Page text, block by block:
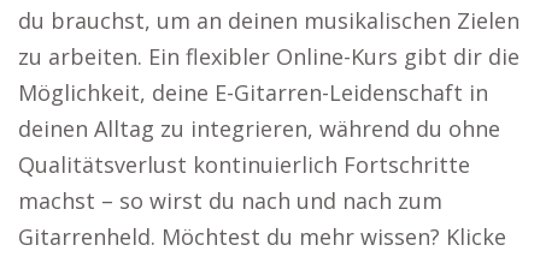
du brauchst, um an deinen musikalischen Zielen
zu arbeiten. Ein flexibler Online-Kurs gibt dir die
Möglichkeit, deine E-Gitarren-Leidenschaft in
deinen Alltag zu integrieren, während du ohne
Qualitätsverlust kontinuierlich Fortschritte
machst – so wirst du nach und nach zum
Gitarrenheld. Möchtest du mehr wissen? Klicke